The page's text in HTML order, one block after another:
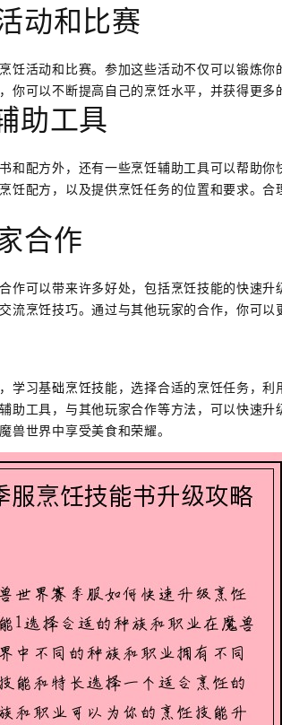
动和比赛
饪活动和比赛。参加这些活动不仅可以锻炼
你可以不断提高自己的烹饪水平，并获得更多
助工具
和配方外，还有一些烹饪辅助工具可以帮助
饪配方，以及提供烹饪任务的位置和要求。
合作
作可以带来许多好处，包括烹饪技能的快速
流烹饪技巧。通过与其他玩家的合作，你可
学习基础烹饪技能，选择合适的烹饪任务，
助工具，与其他玩家合作等方法，可以快速
兽世界中享受美食和荣耀。